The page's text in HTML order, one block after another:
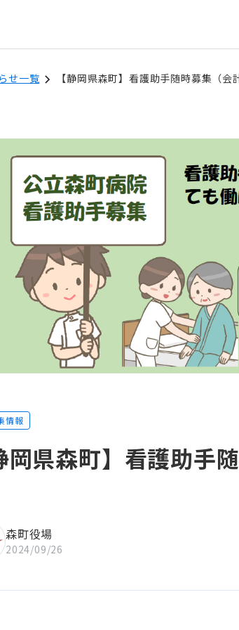
せ一覧 【静岡県森町】看護助手随時募集（会
情報
岡県森町】看護助手
森町役場
2024/09/26